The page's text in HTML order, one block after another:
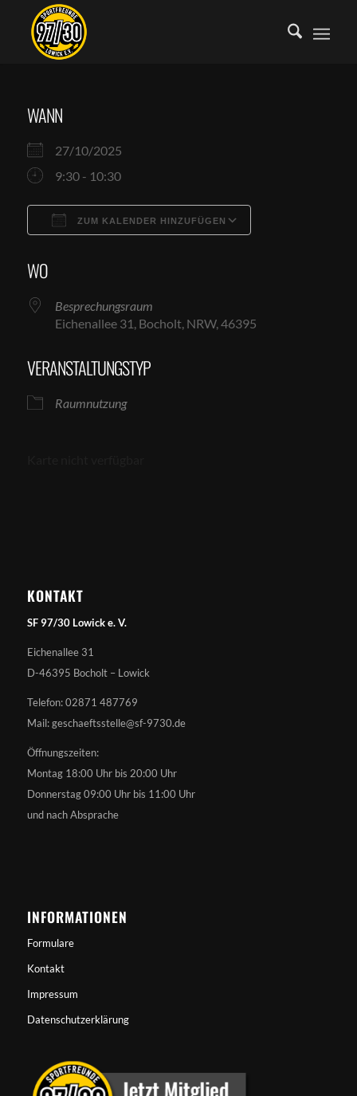
WANN
27/10/2025
9:30 - 10:30
ZUM KALENDER HINZUFÜGEN
WO
Besprechungsraum
Eichenallee 31, Bocholt, NRW, 46395
VERANSTALTUNGSTYP
Raumnutzung
KONTAKT
SF 97/30 Lowick e. V.
Eichenallee 31
D-46395 Bocholt – Lowick
Telefon: 02871 487769
Mail: geschaeftsstelle@sf-9730.de
Öffnungszeiten:
Montag 18:00 Uhr bis 20:00 Uhr
Donnerstag 09:00 Uhr bis 11:00 Uhr
und nach Absprache
INFORMATIONEN
Formulare
Kontakt
Impressum
Datenschutzerklärung